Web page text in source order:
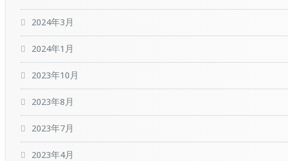
2024年3月
2024年1月
2023年10月
2023年8月
2023年7月
2023年4月